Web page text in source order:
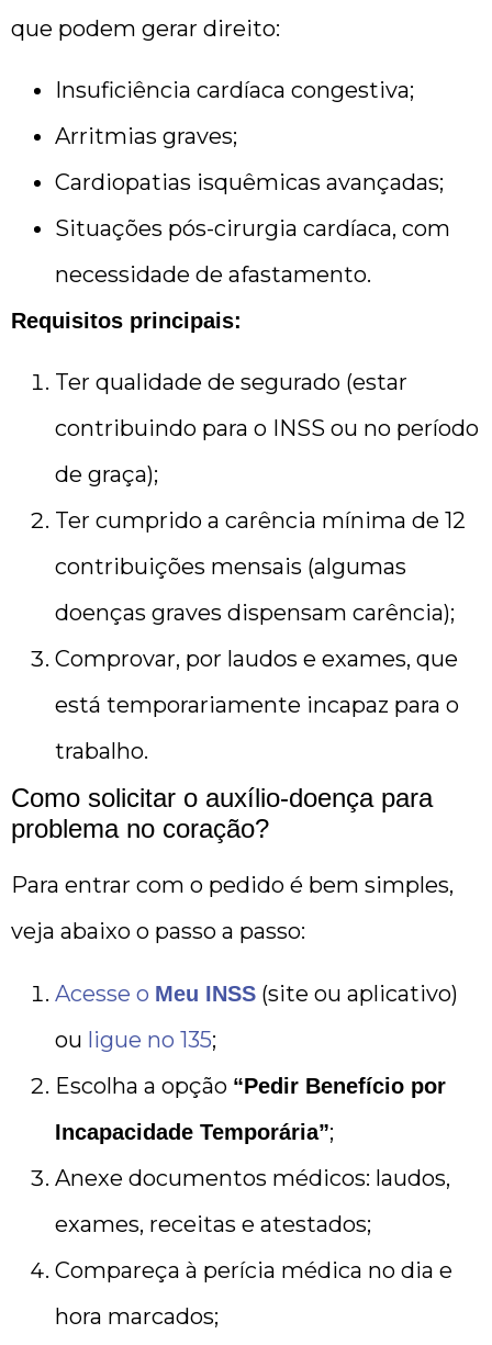
que podem gerar direito:
Insuficiência cardíaca congestiva;
Arritmias graves;
Cardiopatias isquêmicas avançadas;
Situações pós-cirurgia cardíaca, com
necessidade de afastamento.
Requisitos principais:
Ter qualidade de segurado (estar
contribuindo para o INSS ou no período
de graça);
Ter cumprido a carência mínima de 12
contribuições mensais (algumas
doenças graves dispensam carência);
Comprovar, por laudos e exames, que
está temporariamente incapaz para o
trabalho.
Como solicitar o auxílio-doença para
problema no coração?
Para entrar com o pedido é bem simples,
veja abaixo o passo a passo:
Acesse o Meu INSS (site ou aplicativo)
ou ligue no 135;
Escolha a opção “Pedir Benefício por
Incapacidade Temporária”;
Anexe documentos médicos: laudos,
exames, receitas e atestados;
Compareça à perícia médica no dia e
hora marcados;